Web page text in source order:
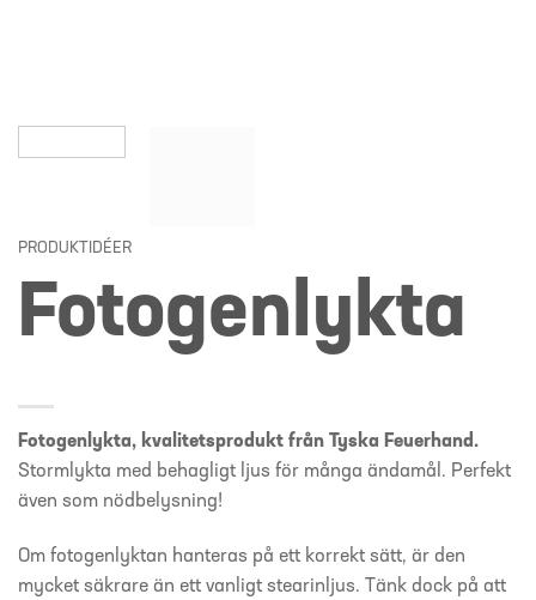
PRODUKTIDÉER
Fotogenlykta
Fotogenlykta, kvalitetsprodukt från Tyska Feuerhand.
Stormlykta med behagligt ljus för många ändamål. Perfekt
även som nödbelysning!
Om fotogenlyktan hanteras på ett korrekt sätt, är den
mycket säkrare än ett vanligt stearinljus. Tänk dock på att